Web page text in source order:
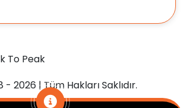
To Peak
2026 | Tüm Hakları Saklıdır.